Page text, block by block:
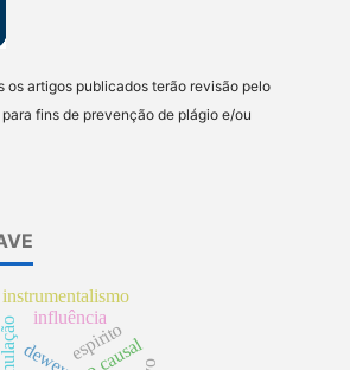
os artigos publicados terão revisão pelo
para fins de prevenção de plágio e/ou
instrumentalismo
deweyespirito
influência